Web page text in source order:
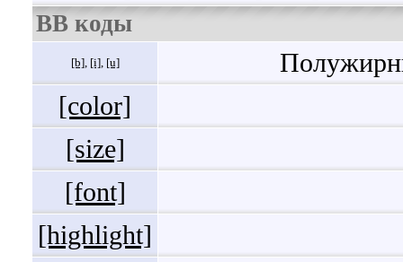
BB коды
[b], [i], [u]
[color]
[size]
[font]
[highlight]